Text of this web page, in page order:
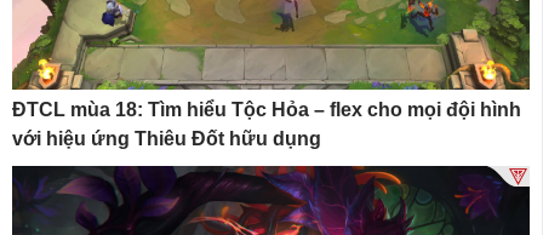
ĐTCL mùa 18: Tìm hiểu Tộc Hỏa – flex cho mọi đội hình
với hiệu ứng Thiêu Đốt hữu dụng